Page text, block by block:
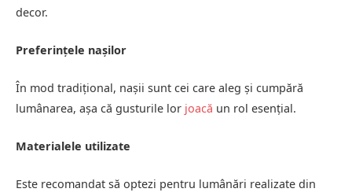
decor.
Preferințele nașilor
În mod tradițional, nașii sunt cei care aleg și cumpără
lumânarea, așa că gusturile lor joacă un rol esențial.
Materialele utilizate
Este recomandat să optezi pentru lumânări realizate din